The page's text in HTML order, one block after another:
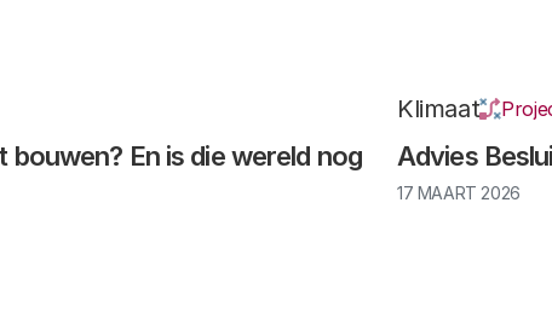
En is die wereld nog
Advies
Klimaat
17 MAART 2026